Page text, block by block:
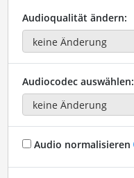
Audioqualität ändern:
Audiocodec auswählen:
Audio normalisieren